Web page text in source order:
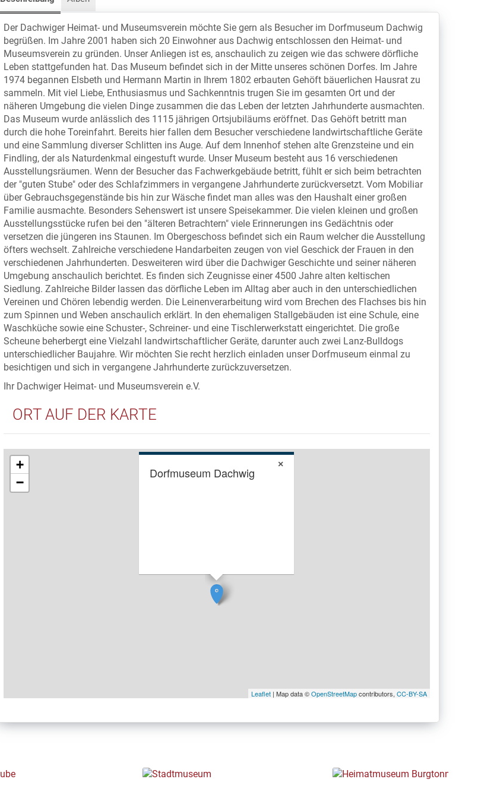
Der Dachwiger Heimat- und Museumsverein möchte Sie gern als Besucher im Dorfmuseum Dachwig
begrüßen. Im Jahre 2001 haben sich 20 Einwohner aus Dachwig entschlossen den Heimat- und
Museumsverein zu gründen. Unser Anliegen ist es, anschaulich zu zeigen wie das schwere dörfliche
Leben stattgefunden hat. Das Museum befindet sich in der Mitte unseres schönen Dorfes. Im Jahre
1974 begannen Elsbeth und Hermann Martin in Ihrem 1802 erbauten Gehöft bäuerlichen Hausrat zu
sammeln. Mit viel Liebe, Enthusiasmus und Sachkenntnis trugen Sie im gesamten Ort und der
näheren Umgebung die vielen Dinge zusammen die das Leben der letzten Jahrhunderte ausmachten.
Das Museum wurde anlässlich des 1115 jährigen Ortsjubiläums eröffnet. Das Gehöft betritt man
durch die hohe Toreinfahrt. Bereits hier fallen dem Besucher verschiedene landwirtschaftliche Geräte
und eine Sammlung diverser Schlitten ins Auge. Auf dem Innenhof stehen alte Grenzsteine und ein
Findling, der als Naturdenkmal eingestuft wurde. Unser Museum besteht aus 16 verschiedenen
Ausstellungsräumen. Wenn der Besucher das Fachwerkgebäude betritt, fühlt er sich beim betrachten
der "guten Stube" oder des Schlafzimmers in vergangene Jahrhunderte zurückversetzt. Vom Mobiliar
über Gebrauchsgegenstände bis hin zur Wäsche findet man alles was den Haushalt einer großen
Familie ausmachte. Besonders Sehenswert ist unsere Speisekammer. Die vielen kleinen und großen
Ausstellungsstücke rufen bei den "älteren Betrachtern" viele Erinnerungen ins Gedächtnis oder
versetzen die jüngeren ins Staunen. Im Obergeschoss befindet sich ein Raum welcher die Ausstellung
öfters wechselt. Zahlreiche verschiedene Handarbeiten zeugen von viel Geschick der Frauen in den
verschiedenen Jahrhunderten. Desweiteren wird über die Dachwiger Geschichte und seiner näheren
Umgebung anschaulich berichtet. Es finden sich Zeugnisse einer 4500 Jahre alten keltischen
Siedlung. Zahlreiche Bilder lassen das dörfliche Leben im Alltag aber auch in den unterschiedlichen
Vereinen und Chören lebendig werden. Die Leinenverarbeitung wird vom Brechen des Flachses bis hin
zum Spinnen und Weben anschaulich erklärt. In den ehemaligen Stallgebäuden ist eine Schule, eine
Waschküche sowie eine Schuster-, Schreiner- und eine Tischlerwerkstatt eingerichtet. Die große
Scheune beherbergt eine Vielzahl landwirtschaftlicher Geräte, darunter auch zwei Lanz-Bulldogs
unterschiedlicher Baujahre. Wir möchten Sie recht herzlich einladen unser Dorfmuseum einmal zu
besichtigen und sich in vergangene Jahrhunderte zurückzuversetzen.
Ihr Dachwiger Heimat- und Museumsverein e.V.
ORT AUF DER KARTE
Dorfmuseum Dachwig
×
+
−
Leaflet | Map data ©OpenStreetMapcontributors, CC-BY-SA